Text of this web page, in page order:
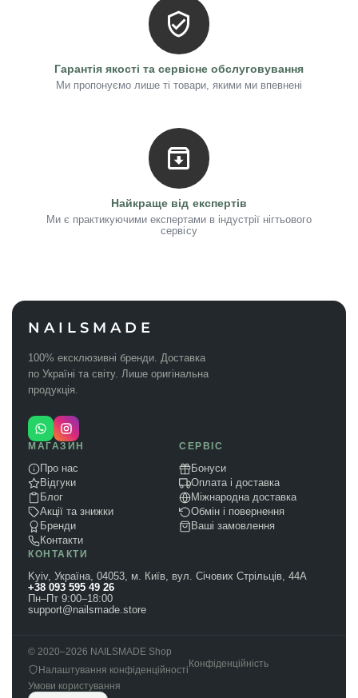
Гарантія якості та сервісне обслуговування
Ми пропонуємо лише ті товари, якими ми впевнені
Найкраще від експертів
Ми є практикуючими експертами в індустрії нігтьового
сервісу
NAILSMADE
100% ексклюзивні бренди. Доставка
по Україні та світу. Лише оригінальна
продукція.
МАГАЗИН
Про нас
Відгуки
Блог
Акції та знижки
Бренди
Контакти
СЕРВІС
Бонуси
Оплата і доставка
Міжнародна доставка
Обмін і повернення
Ваші замовлення
КОНТАКТИ
Kyiv, Україна, 04053, м. Київ, вул. Січових Стрільців, 44А
+38 093 595 49 26
Пн–Пт 9:00–18:00
support@nailsmade.store
© 2020–2026 NAILSMADE Shop
Налаштування конфіденційності
Конфіденційність
Умови користування